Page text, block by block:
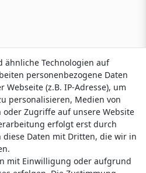
ähnliche Technologien auf
personenbezogene Daten
(z.B. IP-Adresse), um
personalisieren, Medien von
Zugriffe auf unsere Website
erfolgt erst durch
diese Daten mit Dritten, die wir in
mit Einwilligung oder aufgrund
ähnliche Technologien auf
personenbezogene Daten
(z.B. IP-Adresse), um
personalisieren, Medien von
Zugriffe auf unsere Website
erfolgt erst durch
diese Daten mit Dritten, die wir in
mit Einwilligung oder aufgrund